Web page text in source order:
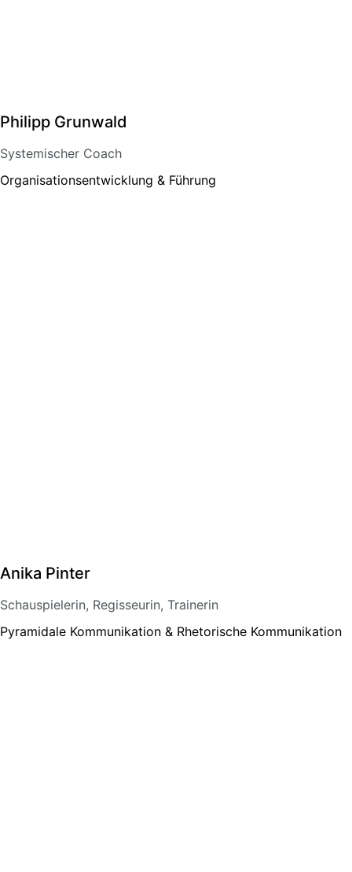
Philipp Grunwald
Systemischer Coach
Organisationsentwicklung & Führung
Anika Pinter
Schauspielerin, Regisseurin, Trainerin
Pyramidale Kommunikation & Rhetorische Kommunikation